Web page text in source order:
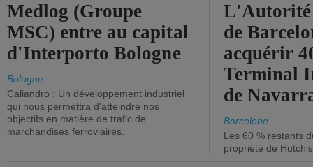
Medlog (Groupe
MSC) entre au capital
d'Interporto Bologne
Bologne
Caliandro : Un développement industriel
qui nous permettra d'atteindre nos
objectifs en matière de trafic de
marchandises ferroviaires.
de
acquérir
Terminal
de
Barcelone
Les 60 % restants
propriété de